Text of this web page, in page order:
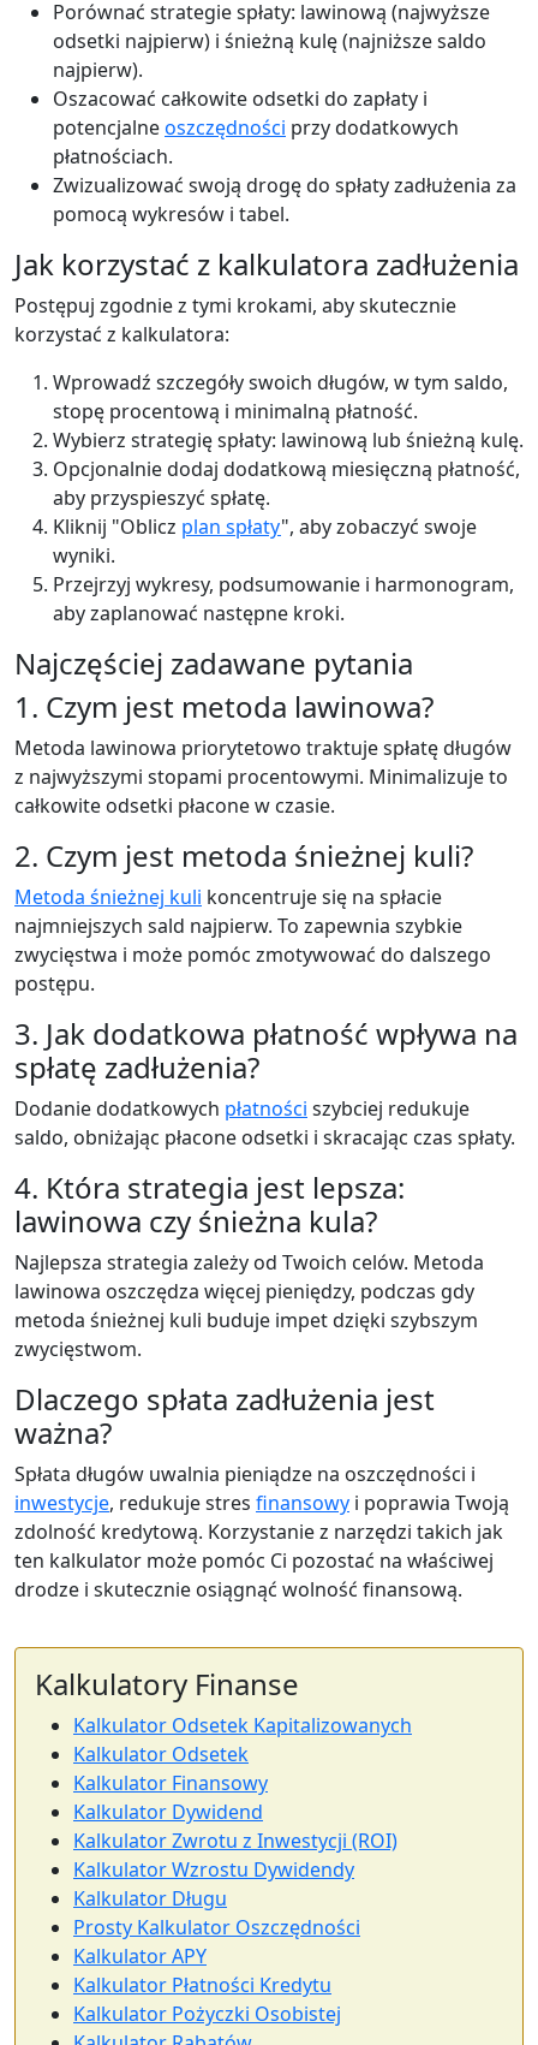
Porównać strategie spłaty: lawinową (najwyższe
odsetki najpierw) i śnieżną kulę (najniższe saldo
najpierw).
Oszacować całkowite odsetki do zapłaty i
potencjalneoszczędności przy dodatkowych
płatnościach.
Zwizualizować swoją drogę do spłaty zadłużenia za
pomocą wykresów i tabel.
Jak korzystać z kalkulatora zadłużenia
Postępuj zgodnie z tymi krokami, aby skutecznie
korzystać z kalkulatora:
Wprowadź szczegóły swoich długów, w tym saldo,
stopę procentową i minimalną płatność.
Wybierz strategię spłaty: lawinową lub śnieżną kulę.
Opcjonalnie dodaj dodatkową miesięczną płatność,
aby przyspieszyć spłatę.
Kliknij "Oblicz plan spłaty", aby zobaczyć swoje
wyniki.
Przejrzyj wykresy, podsumowanie i harmonogram,
aby zaplanować następne kroki.
Najczęściej zadawane pytania
1. Czym jest metoda lawinowa?
Metoda lawinowa priorytetowo traktuje spłatę długów
z najwyższymi stopami procentowymi. Minimalizuje to
całkowite odsetki płacone w czasie.
2. Czym jest metoda śnieżnej kuli?
Metoda śnieżnej kuli koncentruje się na spłacie
najmniejszych sald najpierw. To zapewnia szybkie
zwycięstwa i może pomóc zmotywować do dalszego
postępu.
3. Jak dodatkowa płatność wpływa na
spłatę zadłużenia?
Dodanie dodatkowych płatności szybciej redukuje
saldo, obniżając płacone odsetki i skracając czas spłaty.
4. Która strategia jest lepsza:
lawinowa czy śnieżna kula?
Najlepsza strategia zależy od Twoich celów. Metoda
lawinowa oszczędza więcej pieniędzy, podczas gdy
metoda śnieżnej kuli buduje impet dzięki szybszym
zwycięstwom.
Dlaczego spłata zadłużenia jest
ważna?
Spłata długów uwalnia pieniądze na oszczędności i
inwestycje, redukuje stres finansowy i poprawia Twoją
zdolność kredytową. Korzystanie z narzędzi takich jak
ten kalkulator może pomóc Ci pozostać na właściwej
drodze i skutecznie osiągnąć wolność finansową.
Kalkulatory Finanse
Kalkulator Odsetek Kapitalizowanych
Kalkulator Odsetek
Kalkulator Finansowy
Kalkulator Dywidend
Kalkulator Zwrotu z Inwestycji (ROI)
Kalkulator Wzrostu Dywidendy
Kalkulator Długu
Prosty Kalkulator Oszczędności
Kalkulator APY
Kalkulator Płatności Kredytu
Kalkulator Pożyczki Osobistej